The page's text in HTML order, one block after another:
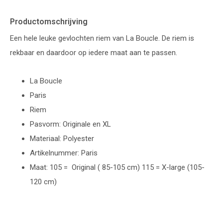
Productomschrijving
Een hele leuke gevlochten riem van La Boucle. De riem is
rekbaar en daardoor op iedere maat aan te passen.
La Boucle
Paris
Riem
Pasvorm: Originale en XL
Materiaal: Polyester
Artikelnummer: Paris
Maat: 105 = Original ( 85-105 cm) 115 = X-large (105-
120 cm)